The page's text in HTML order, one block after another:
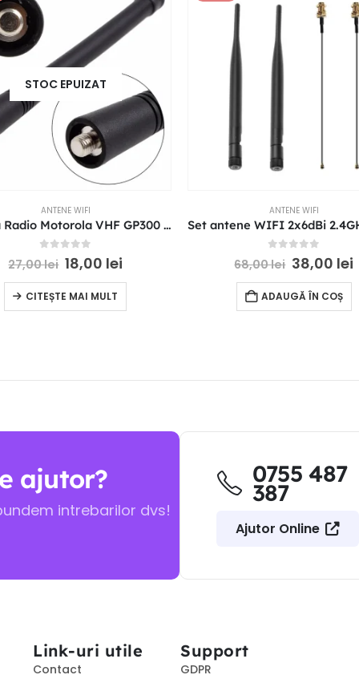
STOC EPUIZAT
ANTENE WIFI
Antena Radio Motorola VHF GP300 HT1250 HT750 CT450 GP88 146-174 mHZ
out of 5
27,00lei 18,00 lei
CITEȘTE MAI MULT
ANTENE WIFI
out of 5
68,00lei 38,00 lei
ADAUGĂ ÎN COȘ
ajutor?
intrebarilor dvs!
0755 487
387
Ajutor Online
Link-uri utile
Contact
Support
GDPR